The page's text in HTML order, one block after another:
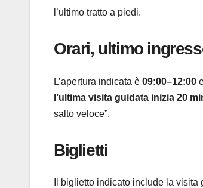
l’ultimo tratto a piedi.
Orari, ultimo
L’apertura indicata è 09:00–12:00
l’ultima visita guidata inizia 20
salto veloce”.
Biglietti
Il biglietto indicato include la visita